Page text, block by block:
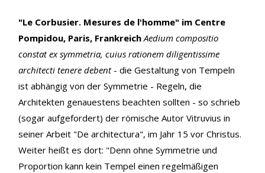
"Le Corbusier. Mesures de l'homme" im Centre
Pompidou, Paris, Frankreich Aedium compositio
constat ex symmetria, cuius rationem diligentissime
architecti tenere debent- die Gestaltung von Tempeln
ist abhängig von der Symmetrie - Regeln, die
Architekten genauestens beachten sollten - so schrieb
(sogar aufgefordert) der römische Autor Vitruvius in
seiner Arbeit "De architectura", im Jahr 15 vor Christus.
Weiter heißt es dort: "Denn ohne Symmetrie und
Proportion kann kein Tempel einen regelmäßigen